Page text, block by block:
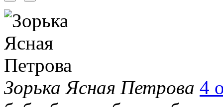
Зорька Ясная Петрова 4